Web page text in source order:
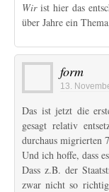
Wirist hier das
über Jahre ein
form
13.
Das ist jetzt die
gesagt relativ
durchaus migrierten
Und ich hoffe, dass
Dass z.B. der
zwar nicht so